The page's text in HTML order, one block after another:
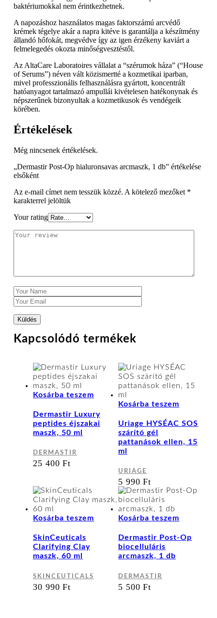
baktériumokkal nem érintkezhetnek.
A napozáshoz használatos magas faktorszámú arcvédő
krémek tégelye akár a napra kitéve is garantálja a készítmény
állandó hőfokát, megvédve így az igen érzékeny kaviárt a
felmelegedés okozta minőségvesztéstől.
Az AltaCare Laboratoires vállalat a “szérumok háza” (“House
of Serums”) néven vált közismertté a kozmetikai iparban,
mivel professzionális felhasználásra gyártott, koncentrált
hatóanyagot tartalmazó ampullái kivételesen hatékonynak és
népszerűnek bizonyultak a kozmetikusok és vendégeik
körében.
Értékelések
Még nincsenek értékelések.
„Dermastir Post-Op hialuronsavas arcmaszk, 1 db” értékelése
elsőként
Az e-mail címet nem tesszük közzé. A kötelező mezőket *
karakterrel jelöltük
Your rating
Kapcsolódó termékek
Kosárba teszem
Dermastir Luxury
peptides éjszakai
maszk, 50 ml
DERMASTIR
25 400Ft
Kosárba teszem
Uriage HYSÉAC SOS
szárító gél
pattanások ellen, 15
ml
URIAGE
5 990Ft
Kosárba teszem
SkinCeuticals
Clarifying Clay
maszk, 60 ml
SKINCEUTICALS
30 990Ft
Kosárba teszem
Dermastir Post-Op
biocelluláris
arcmaszk, 1 db
DERMASTIR
5 500Ft